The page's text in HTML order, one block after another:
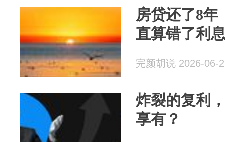
房贷还了8年
直算错了利
完颜胡说 2026-06-
炸裂的复利
享有？